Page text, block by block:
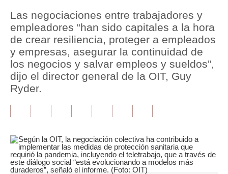
Política
Finanzas Personales
Inmobiliarias
Editorial
Pregunta de hoy
Las negociaciones entre trabajadores y
empleadores “han sido capitales a la hora
de crear resiliencia, proteger a empleados
y empresas, asegurar la continuidad de
los negocios y salvar empleos y sueldos”,
dijo el director general de la OIT, Guy
Ryder.